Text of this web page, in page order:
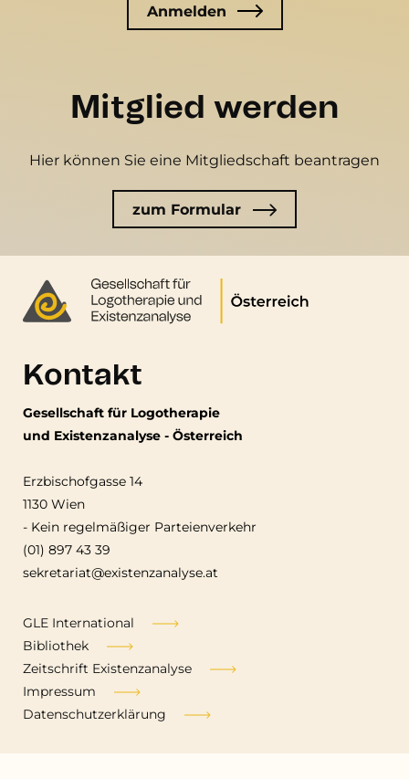
Mitglied werden
Hier können Sie eine Mitgliedschaft beantragen
zum Formular
Kontakt
Gesellschaft für Logotherapie
und Existenzanalyse - Österreich
Erzbischofgasse 14
1130 Wien
- Kein regelmäßiger Parteienverkehr
(01) 897 43 39
sekretariat@existenzanalyse.at
GLE International
Bibliothek
Zeitschrift Existenzanalyse
Impressum
Datenschutzerklärung